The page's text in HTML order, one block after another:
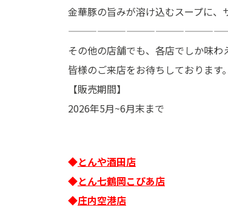
金華豚の旨みが溶け込むスープに、
その他の店舗でも、各店でしか味わ
皆様のご来店をお待ちしております。
【販売期間】
2026年5月~6月末まで
◆とんや酒田店
◆とん七鶴岡こぴあ店
◆庄内空港店